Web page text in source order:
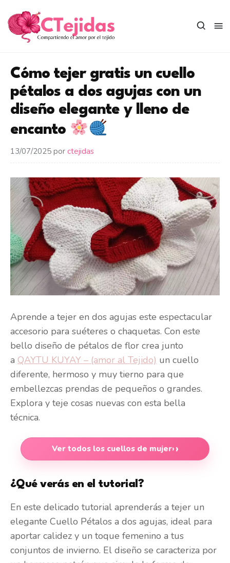
contenido
Cómo tejer gratis un cuello
pétalos a dos agujas con un
diseño elegante y lleno de
encanto
13/07/2025 por ctejidas
Aprende a tejer en dos agujas este espectacular
accesorio para suéteres o chaquetas. Con este
bello diseño de pétalos de flor crea junto
a QAYTU KUYAY – (amor al Tejido) un cuello
diferente, hermoso y muy tierno para que
embellezcas prendas de pequeños o grandes.
Explora y teje cosas nuevas con esta bella
técnica.
Ver todos los cuellos de mujer›
¿Qué verás en el tutorial?
En este delicado tutorial aprenderás a tejer un
elegante Cuello Pétalos a dos agujas, ideal para
aportar calidez y un toque femenino a tus
conjuntos de invierno. El diseño se caracteriza por